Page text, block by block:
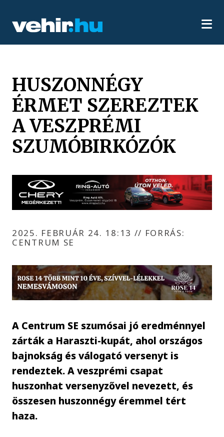
HUSZONNÉGY
ÉRMET SZEREZTEK
A VESZPRÉMI
SZUMÓBIRKÓZÓK
2025. FEBRUÁR 24. 18:13 // FORRÁS:
CENTRUM SE
A Centrum SE szumósai jó eredménnyel
zárták a Haraszti-kupát, ahol országos
bajnokság és válogató versenyt is
rendeztek. A veszprémi csapat
huszonhat versenyzővel nevezett, és
összesen huszonnégy éremmel tért
haza.